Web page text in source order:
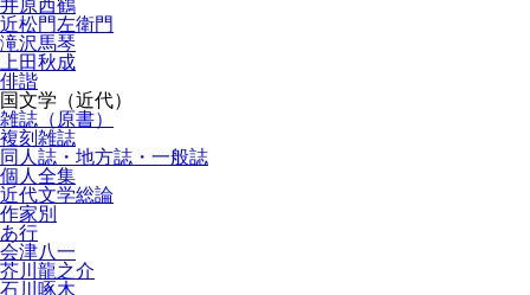
井原西鶴
近松門左衛門
滝沢馬琴
上田秋成
俳諧
国文学（近代）
雑誌（原書）
複刻雑誌
同人誌・地方誌・一般誌
個人全集
近代文学総論
作家別
あ行
会津八一
芥川龍之介
石川啄木